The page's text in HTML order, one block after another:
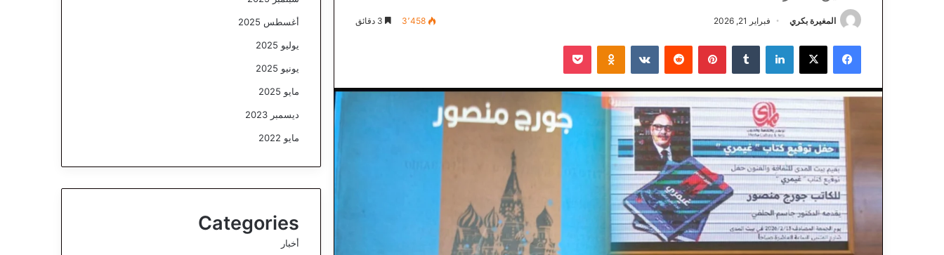
المغيرة بكري فبراير 21, 2026 3٬458
فيسبوك لينكدإن بينتيريست
أغسطس 2025
يوليو 2025
يونيو 2025
مايو 2025
ديسمبر 2023
مايو 2022
Categories
أخبار